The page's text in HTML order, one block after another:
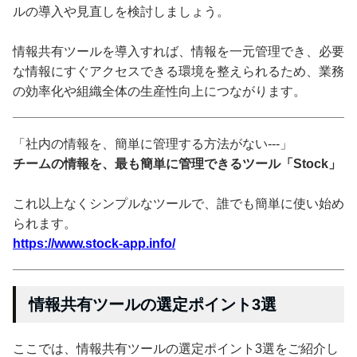
ルの導入や見直しを検討しましょう。
情報共有ツールを導入すれば、情報を一元管理でき、必要
な情報にすぐアクセスできる環境を整えられるため、業務
の効率化や組織全体の生産性向上につながります。
「社内の情報を、簡単に管理する方法がない---」
チームの情報を、最も簡単に管理できるツール「Stock」
これ以上なくシンプルなツールで、誰でも簡単に使い始め
られます。
https://www.stock-app.info/
情報共有ツールの選定ポイント3選
ここでは、情報共有ツールの選定ポイント3選をご紹介し